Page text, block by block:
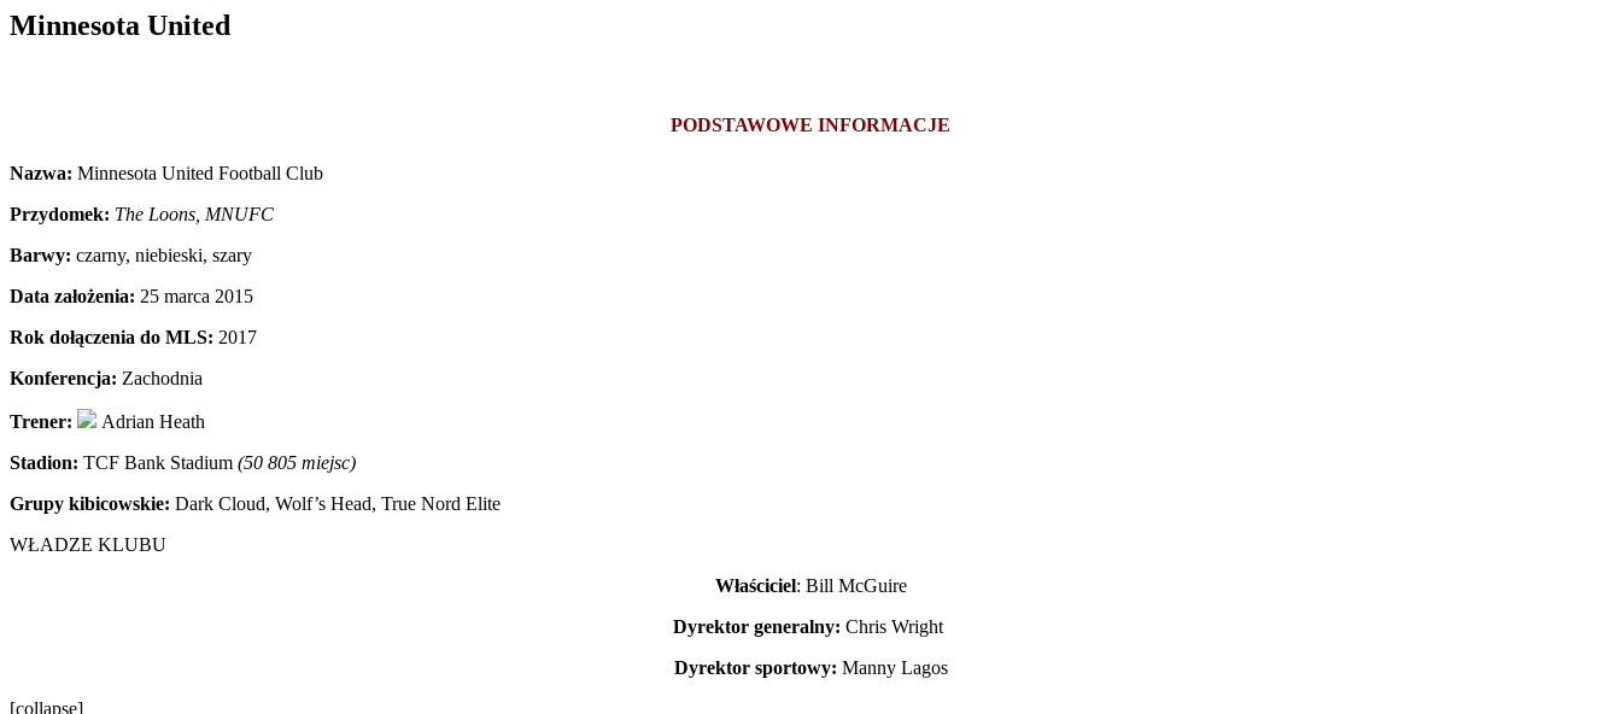
Minnesota United
PODSTAWOWE INFORMACJE
Nazwa: Minnesota United Football Club
Przydomek: The Loons, MNUFC
Barwy: czarny, niebieski, szary
Data założenia: 25 marca 2015
Rok dołączenia do MLS: 2017
Konferencja: Zachodnia
Trener:
Adrian Heath
Stadion: TCF Bank Stadium (50 805 miejsc)
Grupy kibicowskie: Dark Cloud, Wolf’s Head, True Nord Elite
WŁADZE KLUBU
Właściciel: Bill McGuire
Dyrektor generalny: Chris Wright
Dyrektor sportowy: Manny Lagos
[collapse]